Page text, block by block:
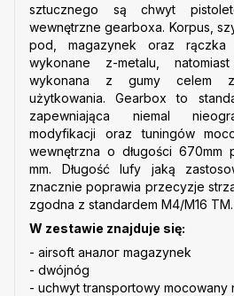
sztucznego są chwyt
wewnętrzne gearboxa. Korpus,
pod, magazynek oraz rączka
wykonane z-metalu,
wykonana z gumy celem
użytkowania. Gearbox to
zapewniająca niemal
modyfikacji oraz tuningów
wewnętrzna o długości 670mm
mm. Długość lufy jaką
znacznie poprawia przecyzje
zgodna z standardem M4/M16 TM.
W zestawie znajduje się:
- airsoft аналог magazynek
- dwójnóg
- uchwyt transportowy mocowany